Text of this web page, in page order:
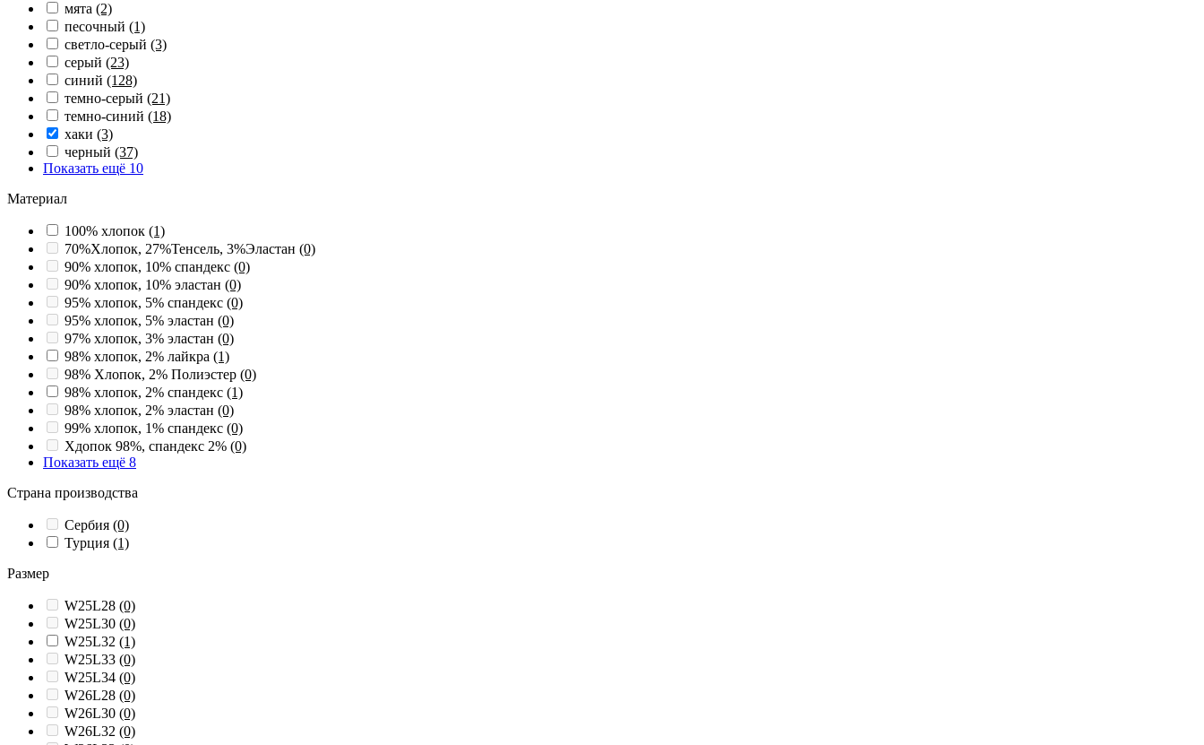
мята (2)
песочный (1)
светло-серый (3)
серый (23)
синий (128)
темно-серый (21)
темно-синий (18)
хаки (3)
черный (37)
Показать ещё 10
Материал
100% хлопок (1)
70%Хлопок, 27%Тенсель, 3%Эластан (0)
90% хлопок, 10% спандекс (0)
90% хлопок, 10% эластан (0)
95% хлопок, 5% спандекс (0)
95% хлопок, 5% эластан (0)
97% хлопок, 3% эластан (0)
98% хлопок, 2% лайкра (1)
98% Хлопок, 2% Полиэстер (0)
98% хлопок, 2% спандекс (1)
98% хлопок, 2% эластан (0)
99% хлопок, 1% спандекс (0)
Хдопок 98%, спандекс 2% (0)
Показать ещё 8
Страна производства
Сербия (0)
Турция (1)
Размер
W25L28 (0)
W25L30 (0)
W25L32 (1)
W25L33 (0)
W25L34 (0)
W26L28 (0)
W26L30 (0)
W26L32 (0)